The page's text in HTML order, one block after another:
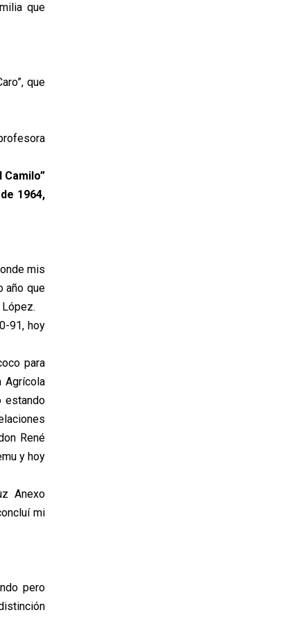
que
que
1964,
mis
año que
91, hoy
para
Agrícola
estando
René
y hoy
Anexo
mi
pero